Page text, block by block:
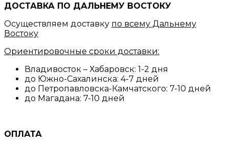
ДОСТАВКА ПО ДАЛЬНЕМУ ВОСТОКУ
Осуществляем доставку по всему Дальнему
Востоку
Ориентировочные сроки доставки:
Владивосток – Хабаровск: 1-2 дня
до Южно-Сахалинска: 4-7 дней
до Петропавловска-Камчатского: 7-10 дней
до Магадана: 7-10 дней
ОПЛАТА